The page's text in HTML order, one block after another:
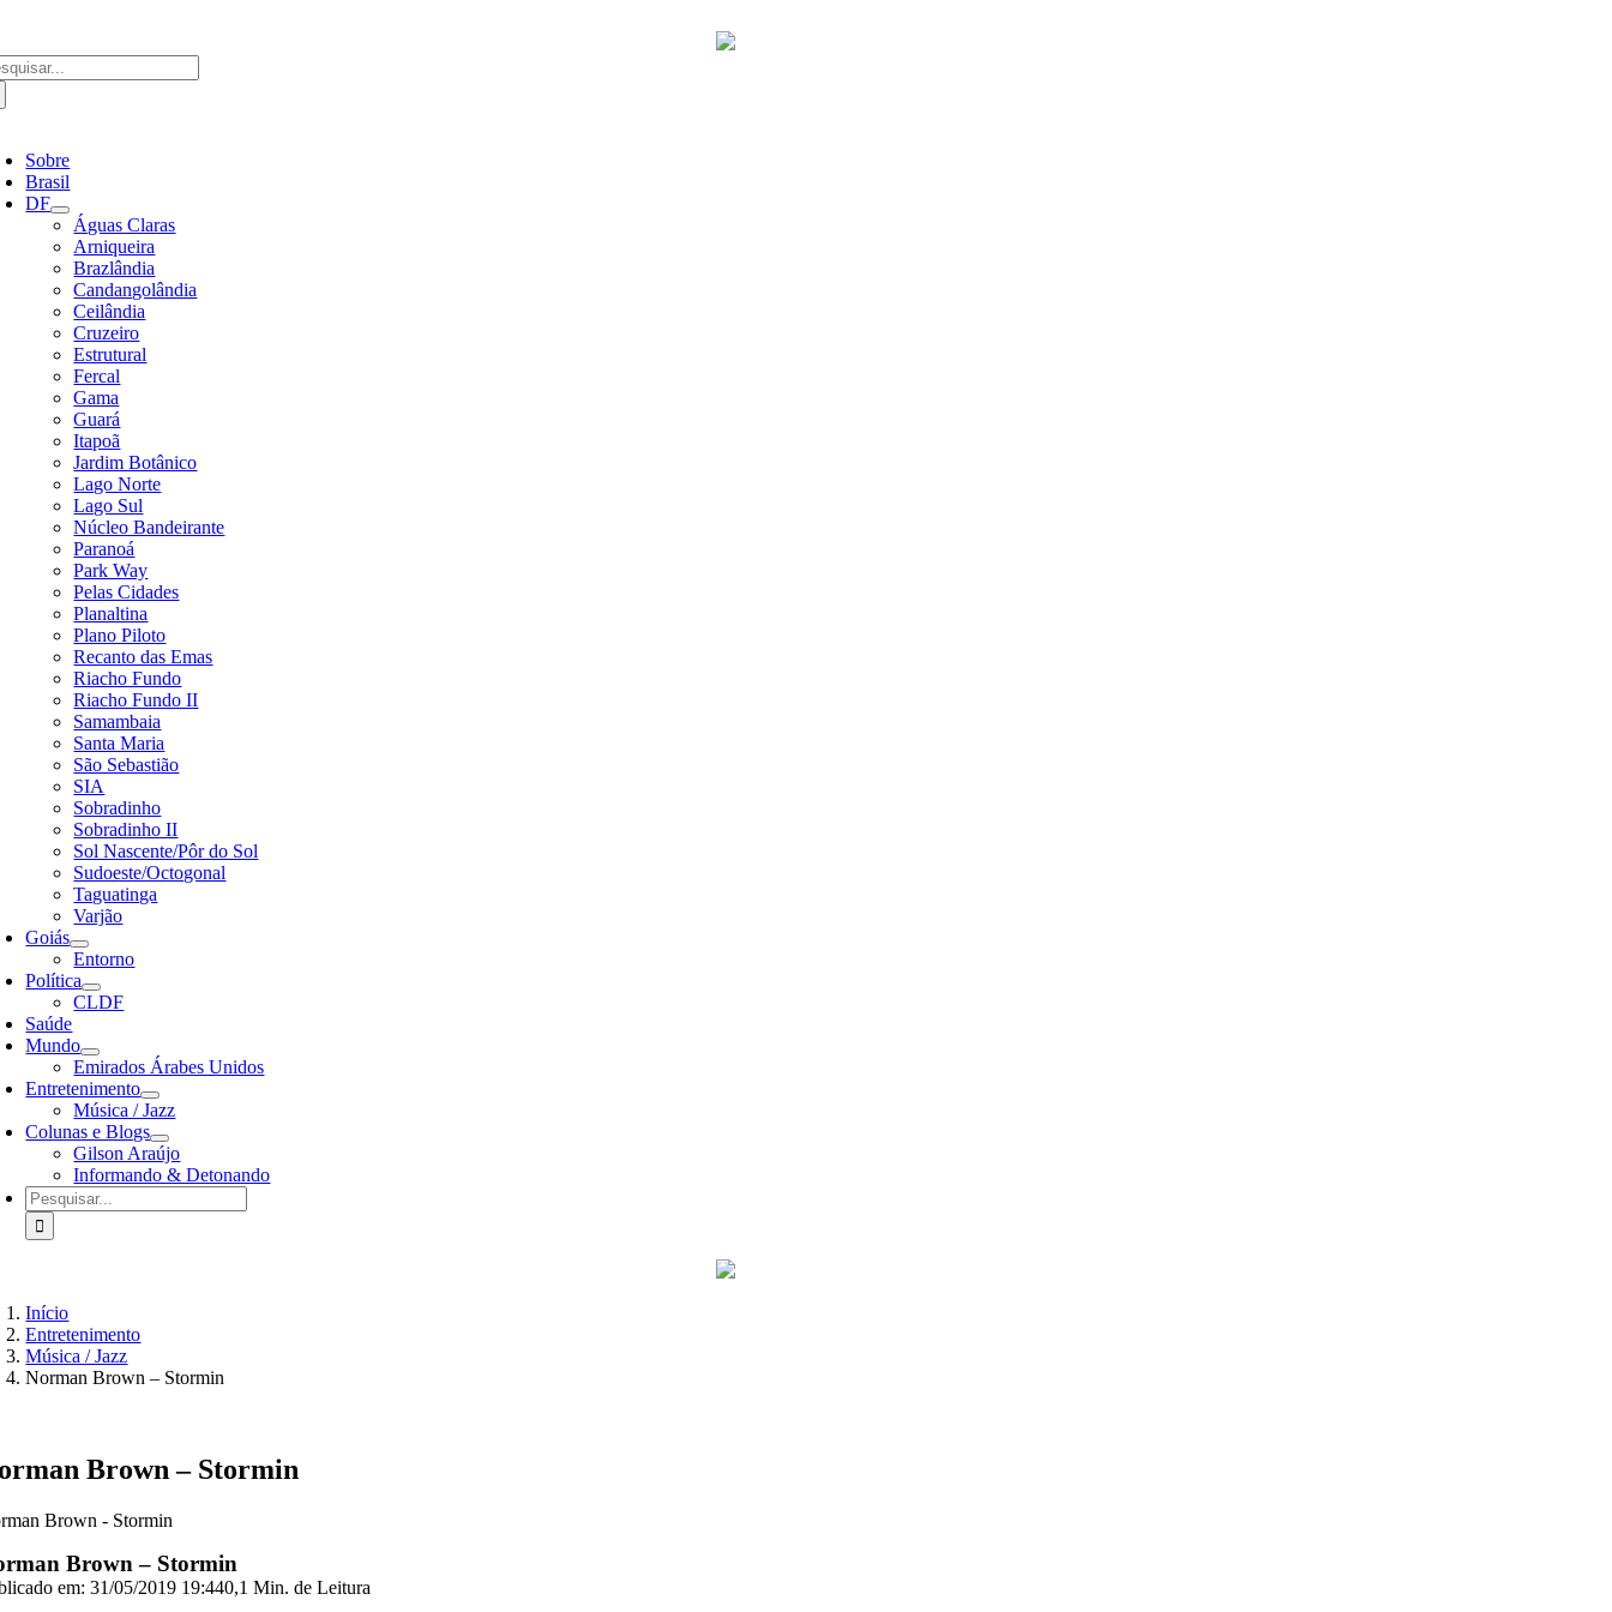
o
conteúdo
Sobre
Brasil
DF
Águas Claras
Arniqueira
Brazlândia
Candangolândia
Ceilândia
Cruzeiro
Estrutural
Fercal
Gama
Guará
Itapoã
Jardim Botânico
Lago Norte
Lago Sul
Núcleo Bandeirante
Paranoá
Park Way
Pelas Cidades
Planaltina
Plano Piloto
Recanto das Emas
Riacho Fundo
Riacho Fundo II
Samambaia
Santa Maria
São Sebastião
SIA
Sobradinho
Sobradinho II
Sol Nascente/Pôr do Sol
Sudoeste/Octogonal
Taguatinga
Varjão
Goiás
Entorno
Política
CLDF
Saúde
Mundo
Emirados Árabes Unidos
Entretenimento
Música / Jazz
Colunas e Blogs
Gilson Araújo
Informando & Detonando
Buscar
resultados
para:
Início
Entretenimento
Música / Jazz
Norman Brown – Stormin
Brown – Stormin
Brown - Stormin
Brown – Stormin
em: 31/05/2019 19:440,1 Min. de Leitura